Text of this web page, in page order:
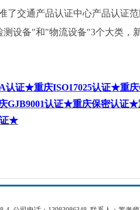
了交通产品认证中心产品认证
测设备"和"物流设备"3个大类，
认证★重庆ISO17025认证★重庆
GJB9001认证★重庆保密认证★
★